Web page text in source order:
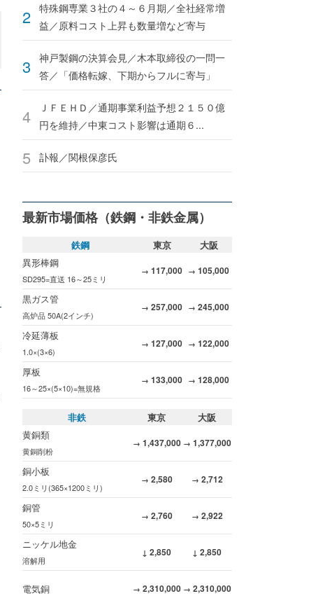
特殊鋼専業３社の４～６月期／全社経常増
益／原料コスト上昇も数量増など寄与
神戸製鋼の決算会見／木本取締役の一問一
答／「価格転嫁、下期からフルに寄与」
ＪＦＥＨＤ／通期事業利益予想２１５０億
円を維持／中東コスト影響は通期６...
訃報／関根保彦氏
最新市場価格（鉄鋼・非鉄金属）
鉄鋼 東京
大阪
異形棒鋼
SD295=直送 16～25ミリ
→ 117,000 → 105,000
黒ガス管
高炉品 50A(2インチ)
→ 257,000 → 245,000
冷延薄板
1.0×(3×6)
→ 127,000 → 122,000
厚板
16～25×(5×10)=無規格
→ 133,000 → 128,000
非鉄 東京
大阪
黄銅類
黄銅削粉
→ 1,437,000 → 1,377,000
銅小板
2.0ミリ(365×1200ミリ)
→ 2,580 → 2,712
銅管
50×5ミリ
→ 2,760 → 2,922
ニッケル地金
溶解用
↓ 2,850 ↓ 2,850
電気銅 → 2,310,000 → 2,310,000